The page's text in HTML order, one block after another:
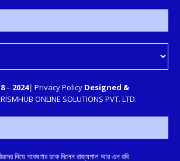
– 2024| Privacy Policy Designed &
ONLINE SOLUTIONS PVT. LTD.
নিয়ে গবেষণার ডাক দিলেন রাজ্যপাল আর এন রবি